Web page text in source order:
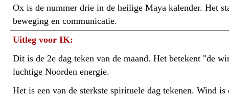
Ox is de nummer drie in de heilige Maya kalender. Het
beweging en communicatie.
Uitleg voor IK:
Dit is de 2e dag teken van de maand. Het betekent "de
luchtige Noorden energie.
Het is een van de sterkste spirituele dag tekenen. Wind is